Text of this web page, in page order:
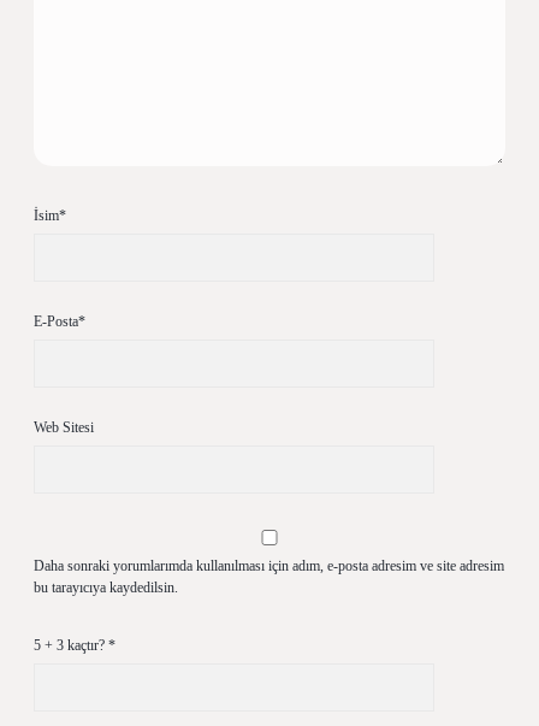
İsim*
E-Posta*
Web Sitesi
Daha sonraki yorumlarımda kullanılması için adım, e-posta adresim ve site adresim
bu tarayıcıya kaydedilsin.
5 + 3 kaçtır? *